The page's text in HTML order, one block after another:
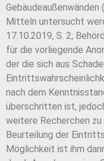
Gebäudeaußenwänden
Mitteln untersucht
17.10.2019, S. 2;
für die vorliegende
der die sich aus
nach dem
überschritten ist,
weitere Recherchen
Beurteilung der
Möglichkeit ist ihm